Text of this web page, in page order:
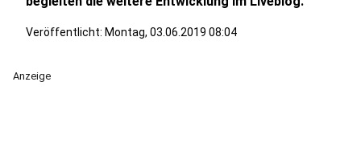
Veröffentlicht: Montag, 03.06.2019 08:04
Anzeige